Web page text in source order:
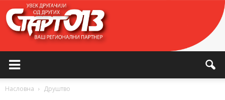
Насловна Друштво